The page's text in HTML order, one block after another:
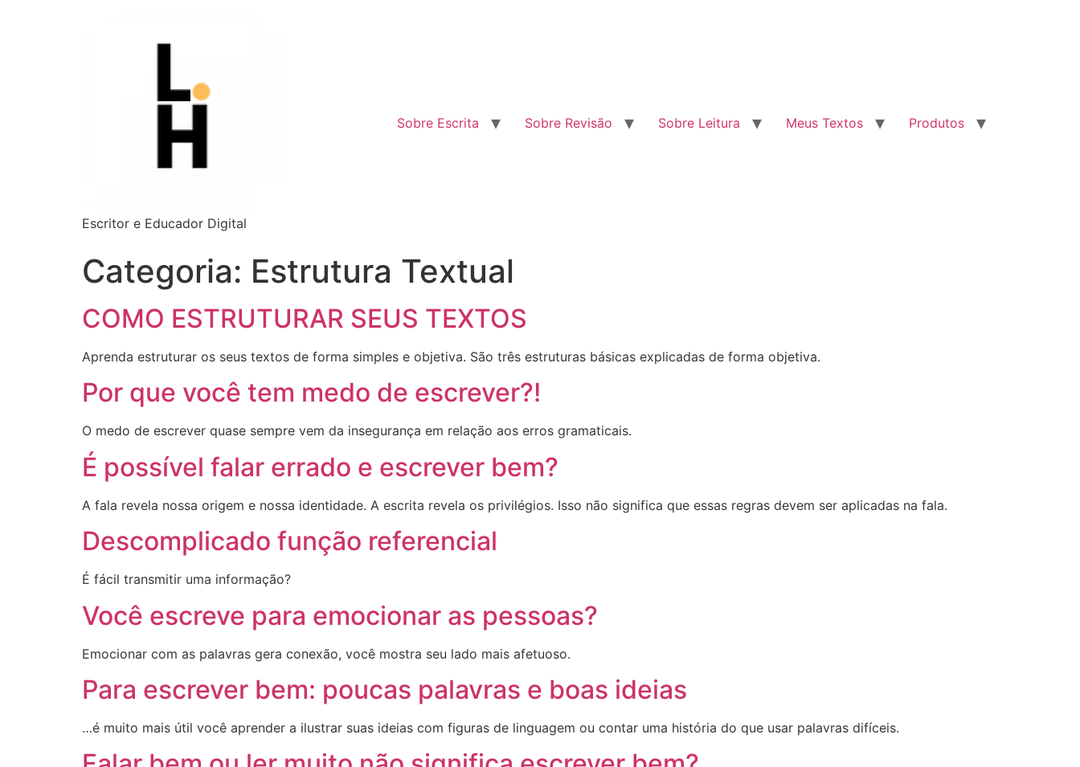
Escritor e Educador Digital
Sobre Escrita Sobre Revisão Sobre Leitura Meus Textos Produtos
Categoria: Estrutura Textual
COMO ESTRUTURAR SEUS TEXTOS
Aprenda estruturar os seus textos de forma simples e objetiva. São três estruturas básicas explicadas de forma objetiva.
Por que você tem medo de escrever?!
O medo de escrever quase sempre vem da insegurança em relação aos erros gramaticais.
É possível falar errado e escrever bem?
A fala revela nossa origem e nossa identidade. A escrita revela os privilégios. Isso não significa que essas regras devem ser aplicadas na fala.
Descomplicado função referencial
É fácil transmitir uma informação?
Você escreve para emocionar as pessoas?
Emocionar com as palavras gera conexão, você mostra seu lado mais afetuoso.
Para escrever bem: poucas palavras e boas ideias
…é muito mais útil você aprender a ilustrar suas ideias com figuras de linguagem ou contar uma história do que usar palavras difíceis.